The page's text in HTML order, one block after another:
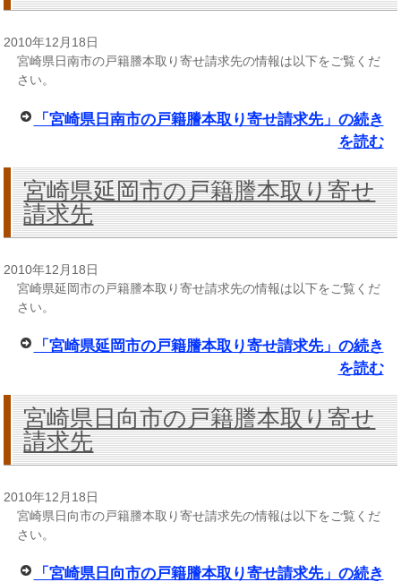
2010年12月18日
宮崎県日南市の戸籍謄本取り寄せ請求先の情報は以下をご覧くだ
さい。
「宮崎県日南市の戸籍謄本取り寄せ請求先」の続き
を読む
宮崎県延岡市の戸籍謄本取り寄せ
請求先
2010年12月18日
宮崎県延岡市の戸籍謄本取り寄せ請求先の情報は以下をご覧くだ
さい。
「宮崎県延岡市の戸籍謄本取り寄せ請求先」の続き
を読む
宮崎県日向市の戸籍謄本取り寄せ
請求先
2010年12月18日
宮崎県日向市の戸籍謄本取り寄せ請求先の情報は以下をご覧くだ
さい。
「宮崎県日向市の戸籍謄本取り寄せ請求先」の続き